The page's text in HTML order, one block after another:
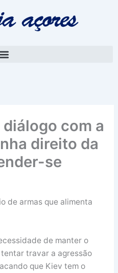
com a
direito da
se
de armas que alimenta
de manter o
travar a agressão
que Kiev tem o